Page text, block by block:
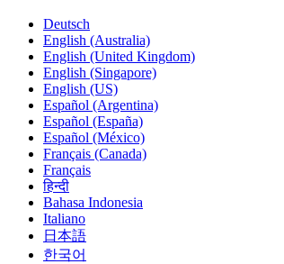
Deutsch
English (Australia)
English (United Kingdom)
English (Singapore)
English (US)
Español (Argentina)
Español (España)
Español (México)
Français (Canada)
Français
हिन्दी
Bahasa Indonesia
Italiano
日本語
한국어